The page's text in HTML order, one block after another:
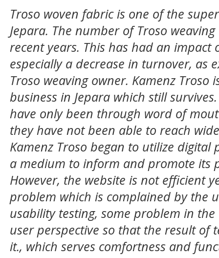
Troso woven fabric is one of the
Jepara. The number of Troso
recent years. This has had an impact
especially a decrease in turnover, as
Troso weaving owner. Kamenz
business in Jepara which still
have only been through word of
they have not been able to reach
Kamenz Troso began to utilize digital
a medium to inform and promote its
However, the website is not efficient
problem which is complained by the
usability testing, some problem in
user perspective so that the result of
it., which serves comfortness and